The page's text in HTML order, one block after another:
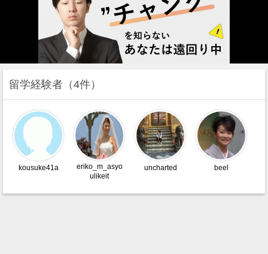
留学経験者 4件
kousuke41a
eriko_m_asyo
ulikeit
uncharted beel